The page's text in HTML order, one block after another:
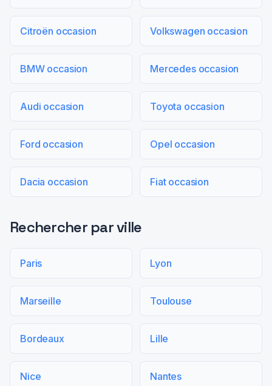
Citroën occasion Volkswagen occasion
BMW occasion Mercedes occasion
Audi occasion Toyota occasion
Ford occasion Opel occasion
Dacia occasion Fiat occasion
Rechercher par ville
Paris Lyon
Marseille Toulouse
Bordeaux Lille
Nice Nantes